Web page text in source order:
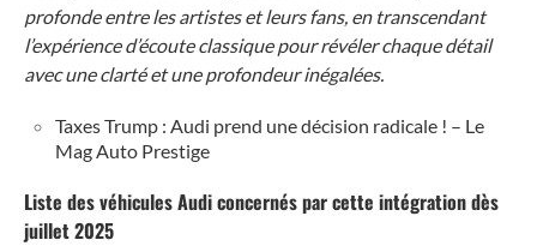
profonde entre les artistes et leurs fans, en transcendant
l’expérience d’écoute classique pour révéler chaque détail
avec une clarté et une profondeur inégalées.
Taxes Trump : Audi prend une décision radicale ! – Le
Mag Auto Prestige
Liste des véhicules Audi concernés par cette intégration dès
juillet 2025